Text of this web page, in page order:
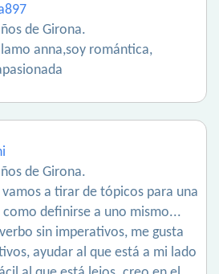
de Girona.
anna,soy romántica,
de Girona.
a tirar de tópicos para una
definirse a uno mismo...
sin imperativos, me gusta
ayudar al que está a mi lado